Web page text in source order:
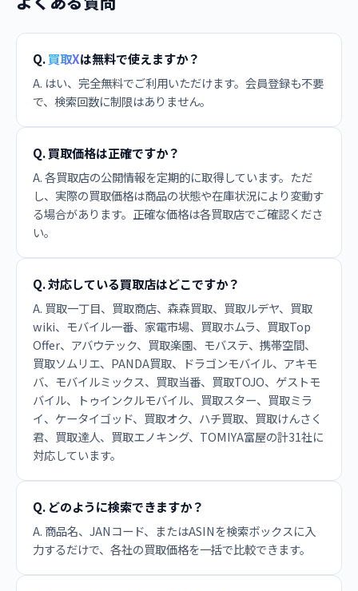
Q.買取Xは無料で使えますか？
A. はい、完全無料でご利用いただけます。会員登録も不要
で、検索回数に制限はありません。
Q. 買取価格は正確ですか？
A. 各買取店の公開情報を定期的に取得しています。ただ
し、実際の買取価格は商品の状態や在庫状況により変動す
る場合があります。正確な価格は各買取店でご確認くださ
い。
Q. 対応している買取店はどこですか？
A. 買取一丁目、買取商店、森森買取、買取ルデヤ、買取
wiki、モバイル一番、家電市場、買取ホムラ、買取Top
Offer、アバウテック、買取楽園、モバステ、携帯空間、
買取ソムリエ、PANDA買取、ドラゴンモバイル、アキモ
バ、モバイルミックス、買取当番、買取TOJO、ゲストモ
バイル、トゥインクルモバイル、買取スター、買取ミラ
イ、ケータイゴッド、買取オク、ハチ買取、買取けんさく
君、買取達人、買取エノキング、TOMIYA富屋の計31社に
対応しています。
Q. どのように検索できますか？
A. 商品名、JANコード、またはASINを検索ボックスに入
力するだけで、各社の買取価格を一括で比較できます。